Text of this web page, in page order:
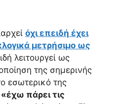
όχι επειδή έχει
μετρήσιμο ως
λειτουργεί ως
της σημερινής
εσωτερικό της
«έχω πάρει τις